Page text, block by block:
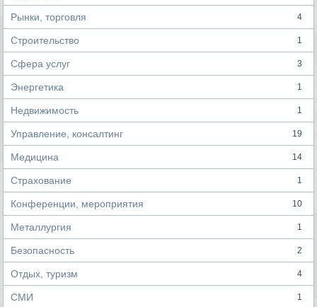
Рынки, торговля 4
Строительство 1
Сфера услуг 3
Энергетика 1
Недвижимость 1
Управление, консалтинг 19
Медицина 14
Страхование 1
Конференции, мероприятия 10
Металлургия 1
Безопасность 2
Отдых, туризм 4
СМИ 1